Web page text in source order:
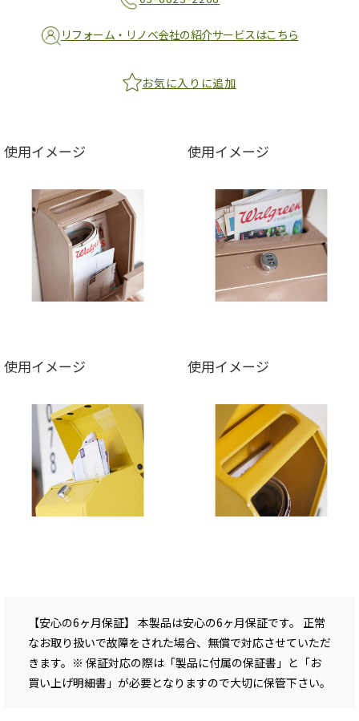
リフォーム・リノベ会社の紹介サービスはこちら
お気に入りに追加
使用イメージ 使用イメージ
使用イメージ 使用イメージ
【安心の6ヶ月保証】 本製品は安心の6ヶ月保証です。 正常
なお取り扱いで故障をされた場合、無償で対応させていただ
きます。※ 保証対応の際は「製品に付属の保証書」と「お
買い上げ明細書」が必要となりますので大切に保管下さい。